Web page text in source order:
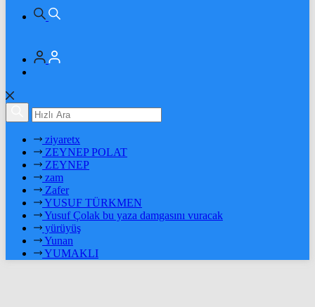
ziyaretx
ZEYNEP POLAT
ZEYNEP
zam
Zafer
YUSUF TÜRKMEN
Yusuf Çolak bu yaza damgasını vuracak
yürüyüş
Yunan
YUMAKLI